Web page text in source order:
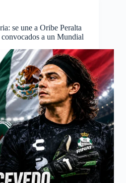
se une a Oribe Peralta
a un Mundial